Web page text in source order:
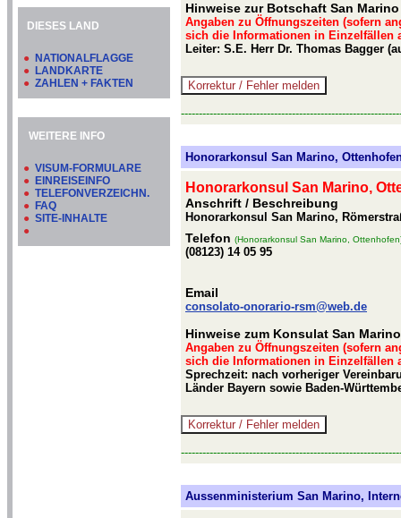
DIESES LAND
● NATIONALFLAGGE
● LANDKARTE
● ZAHLEN + FAKTEN
WEITERE INFO
● VISUM-FORMULARE
● EINREISEINFO
● TELEFONVERZEICHN.
● FAQ
● SITE-INHALTE
●
Hinweise zur Botschaft San
Angaben zu Öffnungszeiten (sofern
sich die Informationen in Einzelfällen
Leiter: S.E. Herr Dr. Thomas Bagger
Honorarkonsul San Marino,
Honorarkonsul San Marino,
Anschrift / Beschreibung
Honorarkonsul San Marino,
Telefon (Honorarkonsul San Marino,
(08123) 14 05 95
Email
consolato-onorario-rsm@web.de
Hinweise zum Konsulat San
Angaben zu Öffnungszeiten (sofern
sich die Informationen in Einzelfällen
Sprechzeit: nach vorheriger
Länder Bayern sowie Baden-
Aussenministerium San Marino,